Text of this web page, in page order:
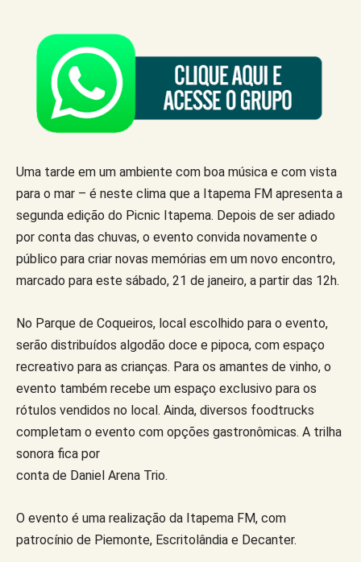
Uma tarde em um ambiente com boa música e com vista
para o mar – é neste clima que a Itapema FM apresenta a
segunda edição do Picnic Itapema. Depois de ser adiado
por conta das chuvas, o evento convida novamente o
público para criar novas memórias em um novo encontro,
marcado para este sábado, 21 de janeiro, a partir das 12h.
No Parque de Coqueiros, local escolhido para o evento,
serão distribuídos algodão doce e pipoca, com espaço
recreativo para as crianças. Para os amantes de vinho, o
evento também recebe um espaço exclusivo para os
rótulos vendidos no local. Ainda, diversos foodtrucks
completam o evento com opções gastronômicas. A trilha
sonora fica por
conta de Daniel Arena Trio.
O evento é uma realização da Itapema FM, com
patrocínio de Piemonte, Escritolândia e Decanter.